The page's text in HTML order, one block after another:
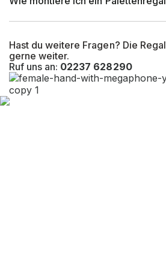
Hast du weitere Fragen? Die
gerne weiter.
Ruf uns an: 02237 628290